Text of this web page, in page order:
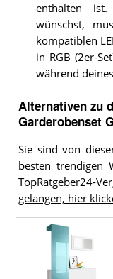
enthalten
wünschst,
kompatiblen
in RGB (2er-
während
Alternativen zu
Garderobenset
Sie sind von
besten trendigen
TopRatgeber24-
gelangen, hier